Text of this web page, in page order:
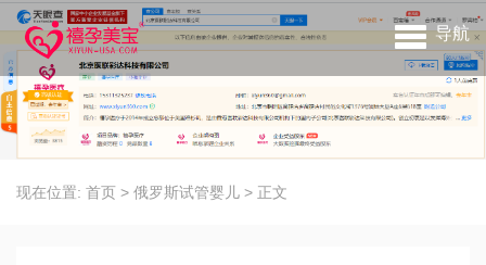
导航
现在位置: 首页 > 俄罗斯试管婴儿 > 正文